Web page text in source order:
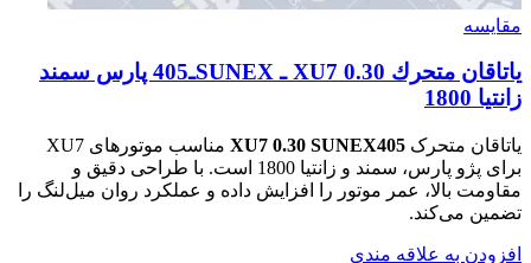
مقایسه
ياتاقان متحرك XU7 0.30 ـ SUNEXـ405 پارس سمند
زانتيا 1800
یاتاقان متحرک XU7 0.30 SUNEX405
مناسب موتورهای XU7
برای پژو پارس، سمند و زانتیا 1800 است. با طراحی دقیق و
مقاومت بالا، عمر موتور را افزایش داده و عملکرد روان میل‌لنگ را
تضمین می‌کند.
افزودن به علاقه مندی